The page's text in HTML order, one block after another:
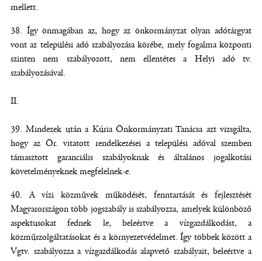
mellett.
Így önmagában az, hogy az önkormányzat olyan adótárgyat
vont az települési adó szabályozása körébe, mely fogalma központi
szinten nem szabályozott, nem ellentétes a Helyi adó tv.
szabályozásával.
II.
Mindezek után a Kúria Önkormányzati Tanácsa azt vizsgálta,
hogy az Ör. vitatott rendelkezései a települési adóval szemben
támasztott garanciális szabályoknak és általános jogalkotási
követelményeknek megfelelnek-e.
A vízi közművek működését, fenntartását és fejlesztését
Magyarországon több jogszabály is szabályozza, amelyek különböző
aspektusokat fednek le, beleértve a vízgazdálkodást, a
közműszolgáltatásokat és a környezetvédelmet. Így többek között a
Vgtv. szabályozza a vízgazdálkodás alapvető szabályait, beleértve a